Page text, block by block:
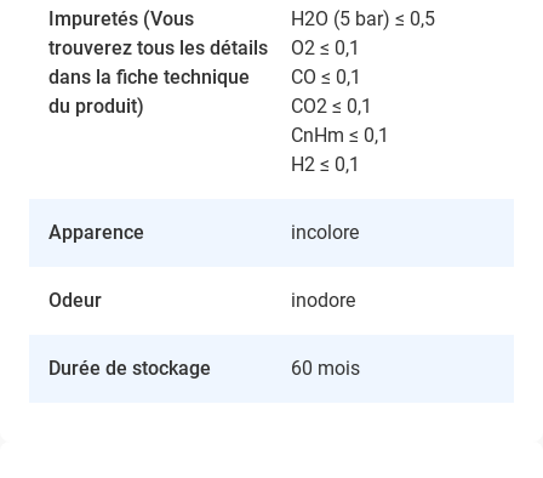
Impuretés (Vous
trouverez tous les détails
dans la fiche technique
du produit)
H2O (5 bar) ≤ 0,5
O2 ≤ 0,1
CO ≤ 0,1
CO2 ≤ 0,1
CnHm ≤ 0,1
H2 ≤ 0,1
Apparence incolore
Odeur inodore
Durée de stockage 60 mois